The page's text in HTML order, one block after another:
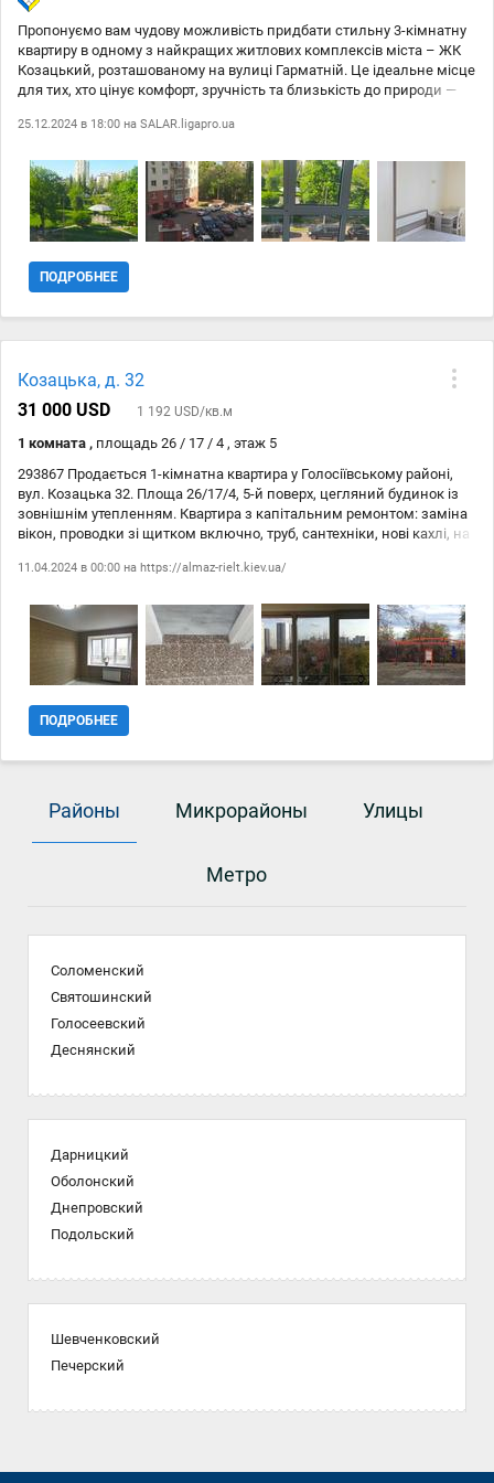
Пропонуємо вам чудову можливість придбати стильну 3-кімнатну
квартиру в одному з найкращих житлових комплексів міста – ЖК
Козацький, розташованому на вулиці Гарматній. Це ідеальне місце
для тих, хто цінує комфорт, зручність та близькість до природи —
прекрасний парк. Квартира вражає не лише своїм сучасним
вам одразу комфортно заселитися. Просторі кімнати, якісні
матеріали та продумане планування роблять це житло ідеальним
для сімейного життя або інвестицій. Не проґавте свій шанс стати
власником цього чудового обєкта! Залишайте заявку на перегляд
квартира чекає на вас! 2412
25.12.2024 в 18:00 на SALAR.ligapro.ua
ПОДРОБНЕЕ
Козацька, д. 32
31 000 USD
1 192 USD/кв.м
1 комната , площадь 26 / 17 / 4 , этаж 5
293867 Продається 1-кімнатна квартира у Голосіївському районі,
вул. Козацька 32. Площа 26/17/4, 5-й поверх, цегляний будинок із
зовнішнім утепленням. Квартира з капітальним ремонтом: заміна
вікон, проводки зі щитком включно, труб, сантехніки, нові кахлі, на
приватний сектор, будинок на горі, зона відпочинку –
майданчик, школи, ліцеї, дитячі садки, поліклініки, лікарні, банки,
центральний автовокзал, продуктові магазини та торгово-
розважальні центри. Зручна транспортна розв'язка - три станції
метро Деміївська, Голосіївська та Либідська. Фахівець Олена
11.04.2024 в 00:00 на https://almaz-rielt.kiev.ua/
ПОДРОБНЕЕ
Районы Микрорайоны Улицы
Метро
Соломенский
Святошинский
Голосеевский
Деснянский
Дарницкий
Оболонский
Днепровский
Подольский
Шевченковский
Печерский